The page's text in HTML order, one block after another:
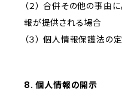
（２） 合併その他の事由
報が提供される場合
（３） 個人情報保護法
8. 個人情報の開示